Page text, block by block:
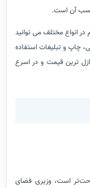
آن است.
انواع مختلف می توانید
چاپ و تبلیغات استفاده
ترین قیمت و در اسرع
است، وزیری فضای